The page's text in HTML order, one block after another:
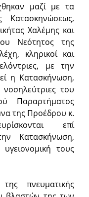
μαζί με τα
Χαλέμης και
Νεότητος της
κληρικοί και
με την
η Κατασκήνωση,
του
Παραρτήματος
της Προέδρου κ.
επί
Κατασκήνωση,
τους
πνευματικής